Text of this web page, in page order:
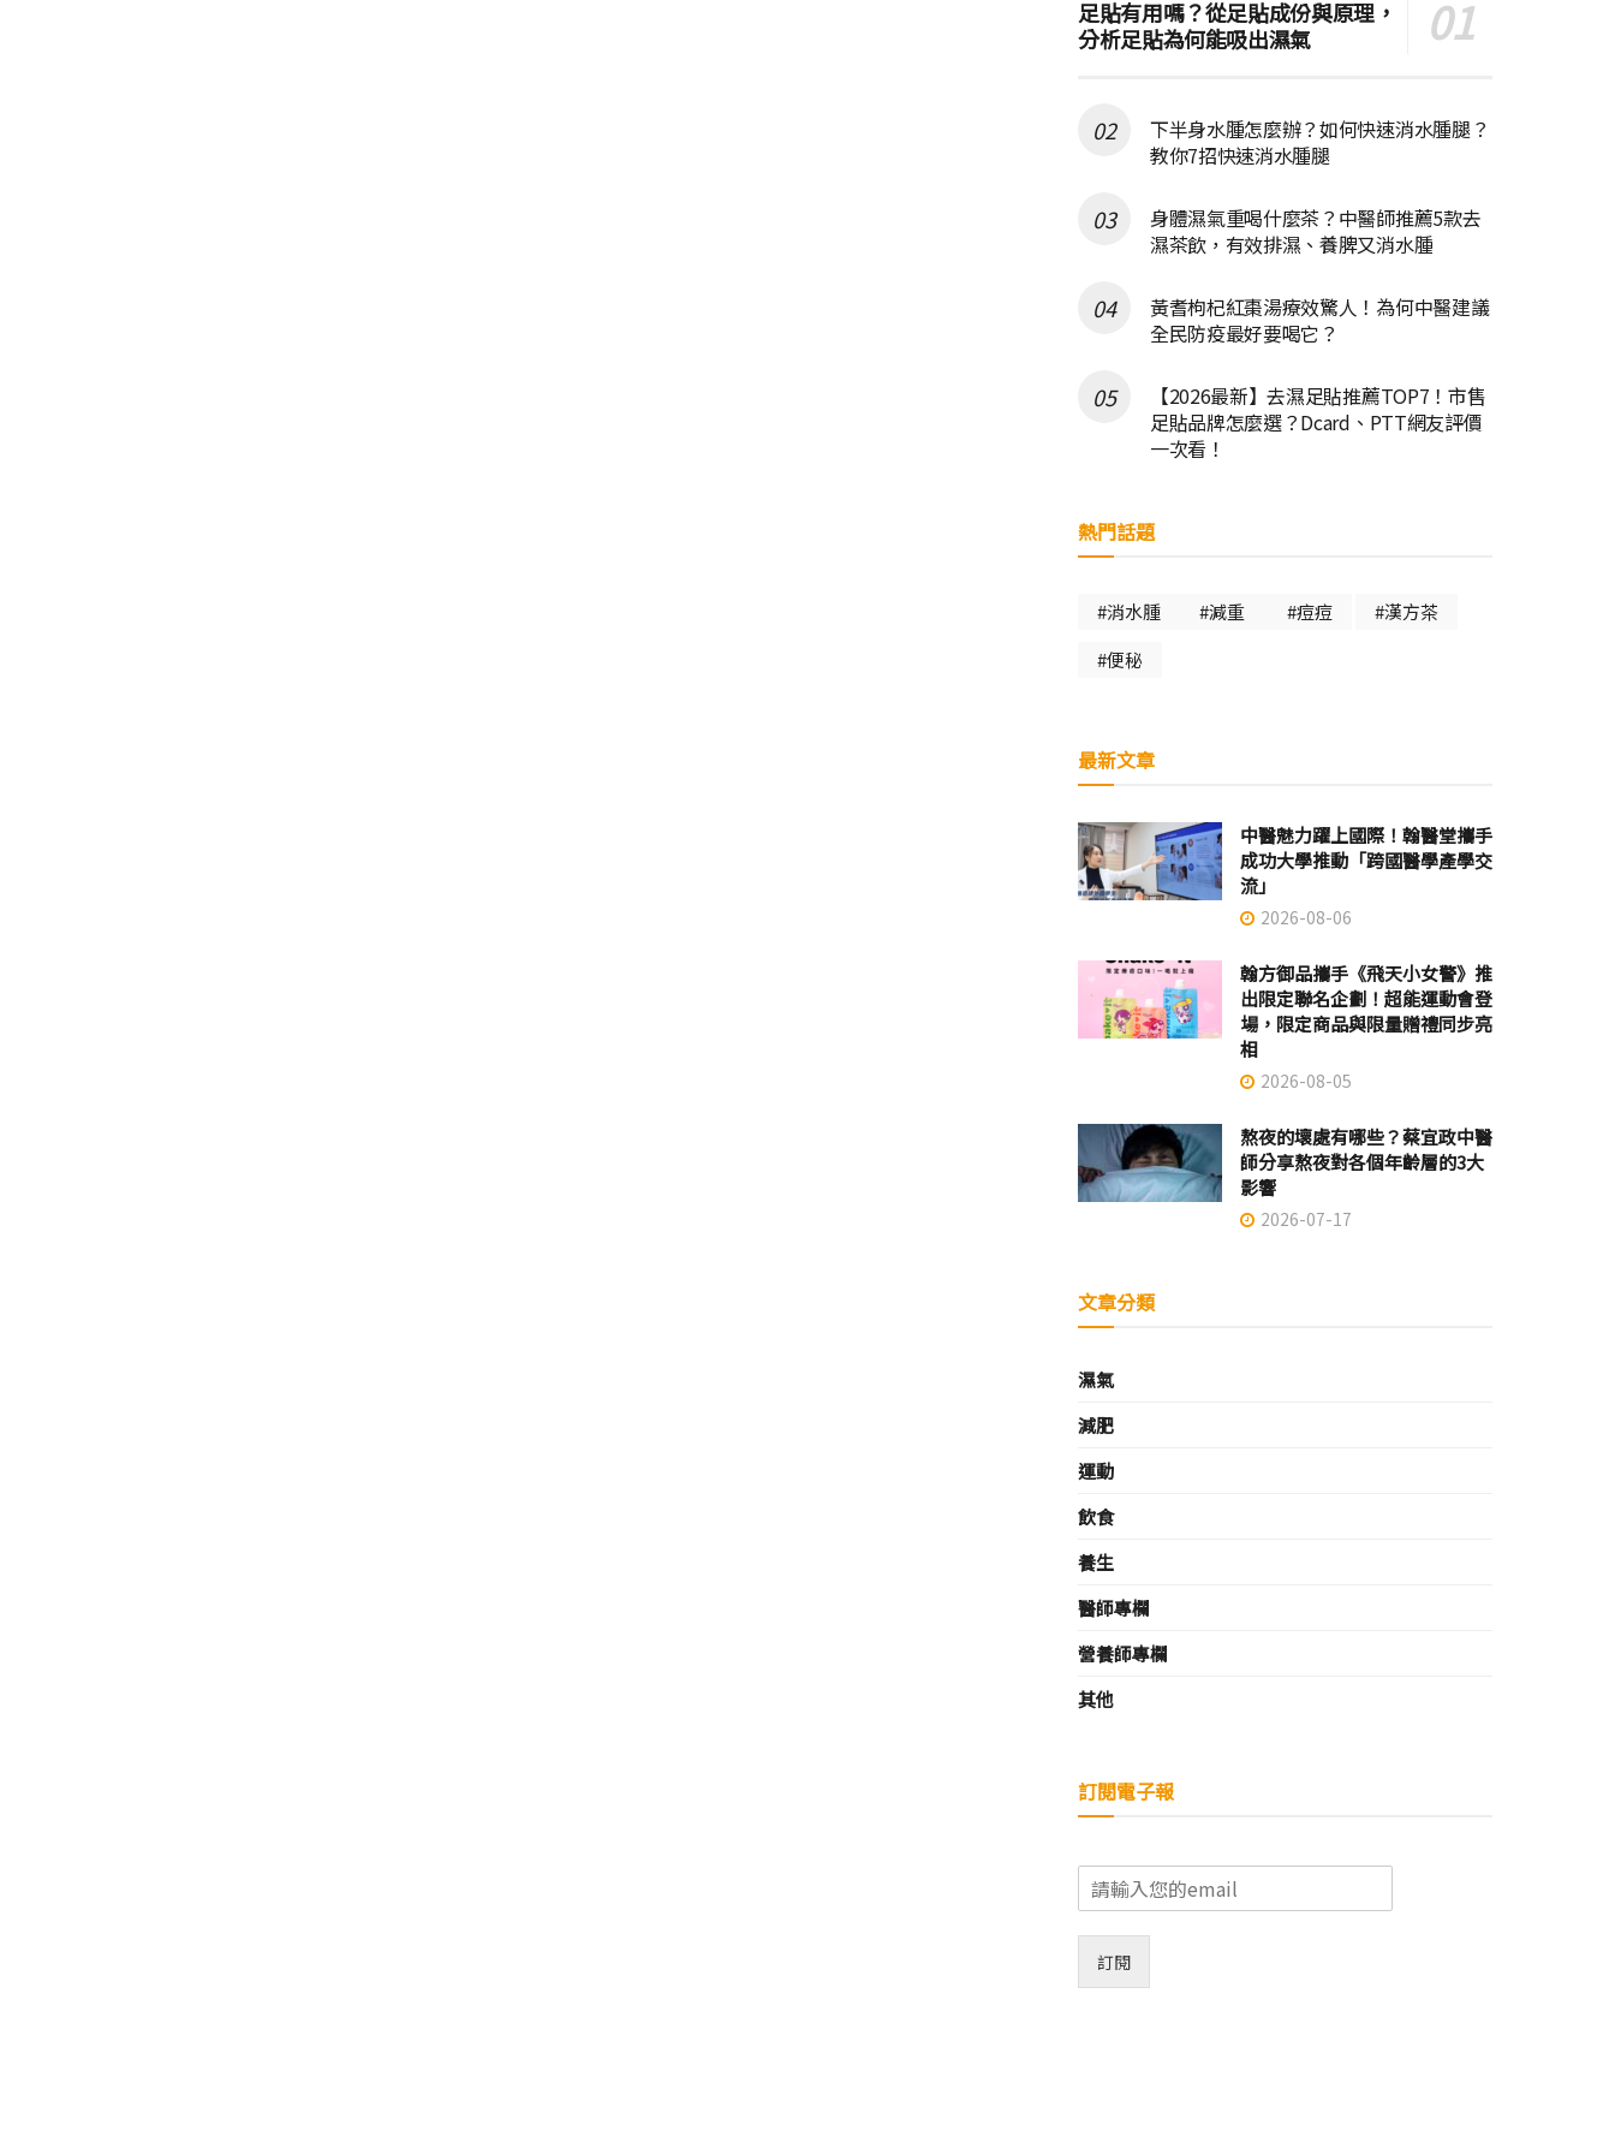
足貼有用嗎？從足貼成份與原理，
分析足貼為何能吸出濕氣
下半身水腫怎麼辦？如何快速消水腫腿？
教你7招快速消水腫腿
身體濕氣重喝什麼茶？中醫師推薦5款去
濕茶飲，有效排濕、養脾又消水腫
黃耆枸杞紅棗湯療效驚人！為何中醫建議
全民防疫最好要喝它？
【2026最新】去濕足貼推薦TOP7！市售
足貼品牌怎麼選？Dcard、PTT網友評價
一次看！
熱門話題
#消水腫 #減重 #痘痘
#漢方茶
#便秘
最新文章
中醫魅力躍上國際！翰醫堂攜手
成功大學推動「跨國醫學產學交
流」
2026-08-06
翰方御品攜手《飛天小女警》推
出限定聯名企劃！超能運動會登
場，限定商品與限量贈禮同步亮
相
2026-08-05
熬夜的壞處有哪些？蔡宜政中醫
師分享熬夜對各個年齡層的3大
影響
2026-07-17
文章分類
濕氣
減肥
運動
飲食
養生
醫師專欄
營養師專欄
其他
訂閱電子報
E
m
*
訂閱